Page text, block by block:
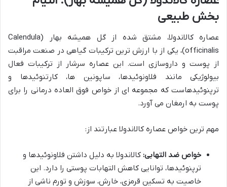
بخش طبیعی
عصاره کالاندولا، مشتق شده از گل همیشه بهار (Calendula
officinalis)، یکی از با ارزش ترین ترکیبات گیاهی در صنعت مراقبت
از پوست و داروسازی است. این عصاره سرشار از ترکیبات فعال
بیولوژیکی مانند فلاونوئیدها، ساپونین ها، کارتنوئیدها و
ترپنوئیدهاست که مجموعه ای از خواص فوق العاده درمانی را برای
پوست به ارمغان می آورد.
مهم ترین خواص عصاره کالاندولا عبارتند از:
خواص ضد التهابی: کالاندولا به دلیل داشتن فلاونوئیدها و
ترپنوئیدها، توانایی کاهش التهابات پوستی را دارد. این
خاصیت به تسکین قرمزی، خارش، سوزش و تورم ناشی از